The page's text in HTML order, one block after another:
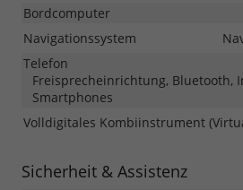
Bordcomputer
Navigationssystem
Telefon
Freisprecheinrichtung, Bluetooth,
Smartphones
Volldigitales Kombiinstrument
Sicherheit & Assistenz